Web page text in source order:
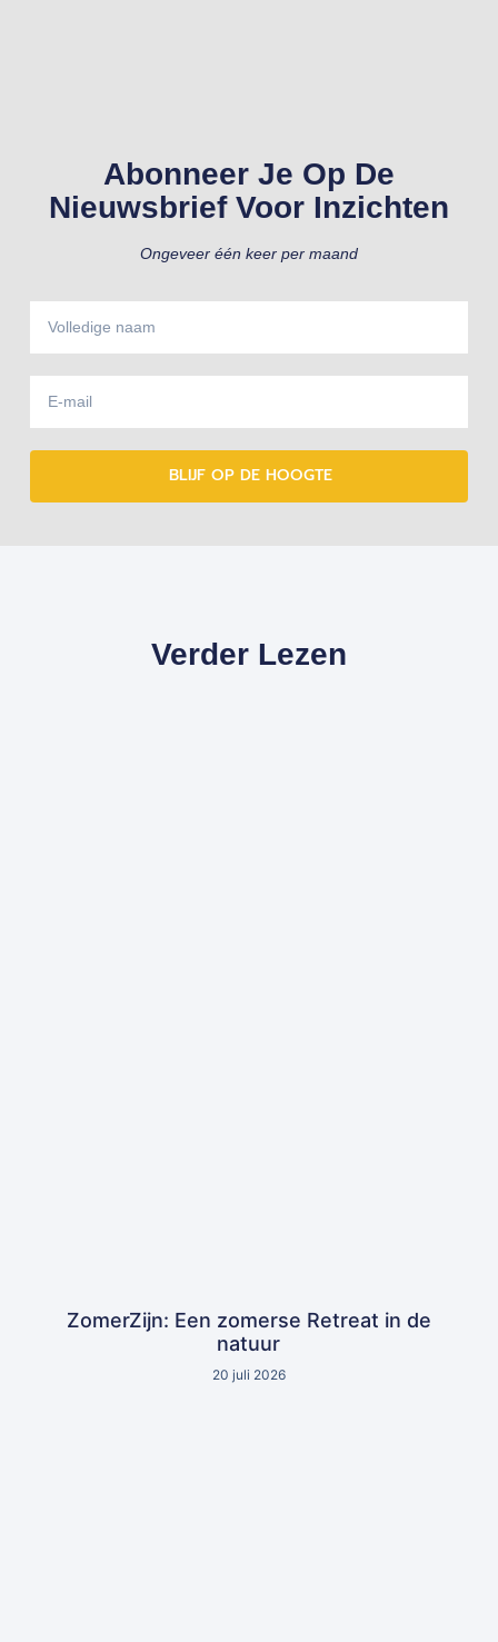
Abonneer Je Op De
Nieuwsbrief Voor Inzichten
Ongeveer één keer per maand
BLIJF OP DE HOOGTE
Verder Lezen
ZomerZijn: Een zomerse Retreat in de
natuur
20 juli 2026